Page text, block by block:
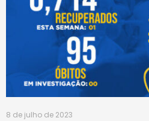
8 de julho de 2023